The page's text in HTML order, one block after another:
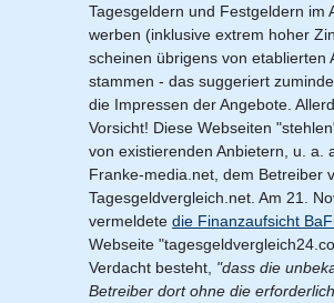
Tagesgeldern und Festgeldern im
werben (inklusive extrem hoher
scheinen übrigens von etablierten
stammen - das suggeriert
die Impressen der Angebote.
Vorsicht! Diese Webseiten
von existierenden Anbietern, u. a.
Franke-media.net, dem Betreiber
Tagesgeldvergleich.net. Am 21.
vermeldete die Finanzaufsicht
Webseite
Verdacht besteht, "dass die
Betreiber dort ohne die